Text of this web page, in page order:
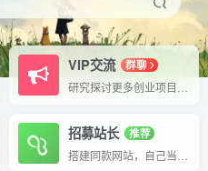
VIP交流
群聊
招募站长
推荐